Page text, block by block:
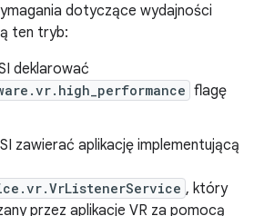
dotyczące wydajności
ten tryb:
deklarować
flagę
zawierać aplikację implementującą
, który
przez aplikacje VR za pomocą